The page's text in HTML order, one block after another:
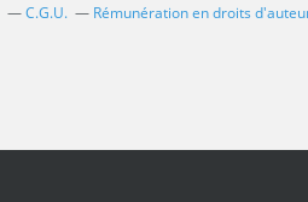
C.G.U. Rémunération en droits